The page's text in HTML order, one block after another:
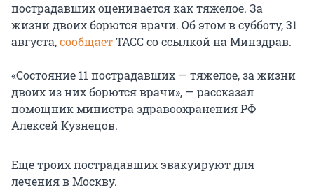
пострадавших оценивается как тяжелое. За
жизни двоих борются врачи. Об этом в субботу, 31
августа,сообщаетТАСС со ссылкой на Минздрав.
«Состояние 11 пострадавших — тяжелое, за жизни
двоих из них борются врачи», — рассказал
помощник министра здравоохранения РФ
Алексей Кузнецов.
Еще троих пострадавших эвакуируют для
лечения в Москву.